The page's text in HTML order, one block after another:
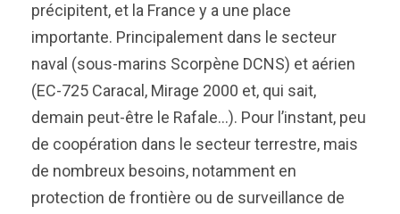
précipitent, et la France y a une place
importante. Principalement dans le secteur
naval (sous-marins Scorpène DCNS) et aérien
(EC-725 Caracal, Mirage 2000 et, qui sait,
demain peut-être le Rafale…). Pour l’instant, peu
de coopération dans le secteur terrestre, mais
de nombreux besoins, notamment en
protection de frontière ou de surveillance de